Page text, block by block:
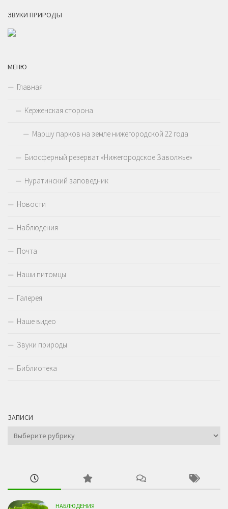
ЗВУКИ ПРИРОДЫ
МЕНЮ
Главная
Керженская сторона
Маршу парков на земле нижегородской 22 года
Биосферный резерват «Нижегородское Заволжье»
Нуратинский заповедник
Новости
Наблюдения
Почта
Наши питомцы
Галерея
Наше видео
Звуки природы
Библиотека
ЗАПИСИ
Записи
НАБЛЮДЕНИЯ